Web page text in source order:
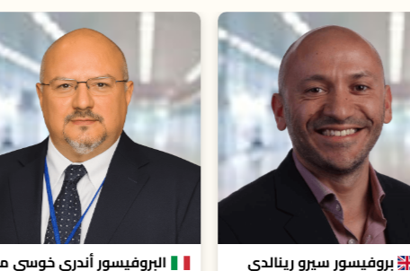
البروفيسور أندري خوسي ماريا
د. كارين برين